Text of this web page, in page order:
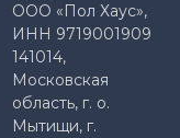
ООО «Пол Хаус»,
ИНН 9719001909
141014,
Московская
область, г. о.
Мытищи, г.